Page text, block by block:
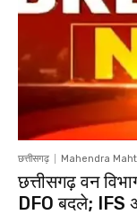
छत्तीसगढ़ Mahendra
छत्तीसगढ़ वन
DFO बदले; IFS